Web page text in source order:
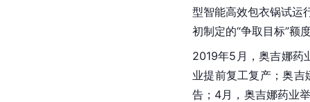
型智能高效包衣锅试运
初制定的“争取目标”额
2019年5月，奥吉娜药
业提前复工复产；奥吉
告；4月，奥吉娜药业